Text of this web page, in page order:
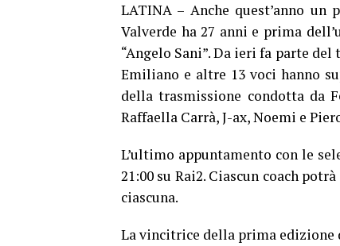
LATINA – Anche quest’anno
Valverde ha 27 anni e prima
“Angelo Sani”. Da ieri fa parte
Emiliano e altre 13 voci hanno
della trasmissione condotta da
Raffaella Carrà, J-ax, Noemi e
L’ultimo appuntamento con le
21:00 su Rai2. Ciascun coach
ciascuna.
La vincitrice della prima edizione